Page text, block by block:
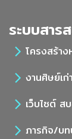
ระบบสาร
โครงสร้า
งานศิษย์เ
เว็บไซต์ ส
ภารกิจ/บท